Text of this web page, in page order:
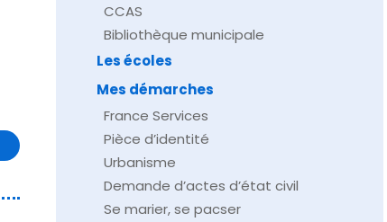
CCAS
Bibliothèque municipale
Les écoles
Mes démarches
France Services
Pièce d’identité
Urbanisme
Demande d’actes d’état civil
Se marier, se pacser